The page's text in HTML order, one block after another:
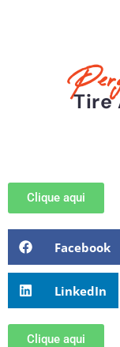
Tire
Clique aqui
Facebook
LinkedIn
Clique aqui